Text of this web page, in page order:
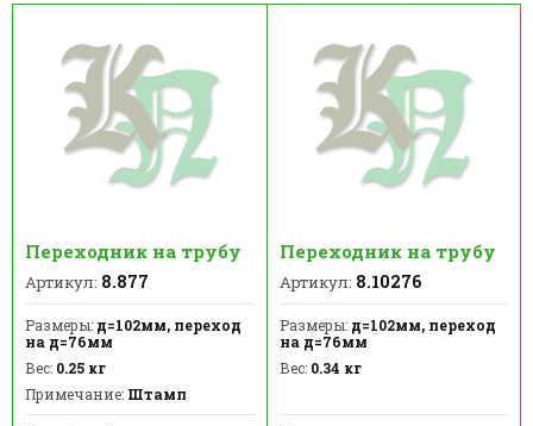
Переходник на трубу
Артикул: 8.877
Размеры: д=102мм, переход
на д=76мм
Вес: 0.25 кг
Примечание: Штамп
Переходник на трубу
Артикул: 8.10276
Размеры:д=102мм, переход
на д=76мм
Вес:0.34 кг